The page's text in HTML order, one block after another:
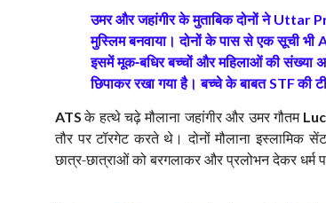
उमर और जहांगीर के मुताबिक दोनों ने Uttar
मुस्लिम बनवाया। दोनों के पास से एक सूची भी
इसमें मूक-बधिर बच्चों और महिलाओं की संख्या
छिपाकर रखा गया है। बच्चे के बाबत STFकी
ATSके हत्थे चढ़े मौलाना जहांगीर और उमर गौतम
तौर पर टॉरगेट करते थे। दोनों मौलाना इस्लामिक
छात्र-छात्राओं को बरगलाकर और प्रलोभन देकर धर्म